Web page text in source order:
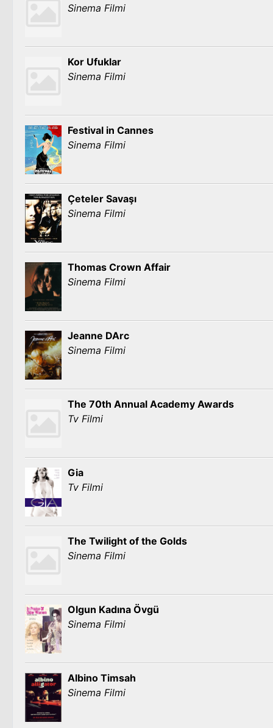
Sinema Filmi
Kor Ufuklar
Sinema Filmi
Festival in Cannes
Sinema Filmi
Çeteler Savaşı
Sinema Filmi
Thomas Crown Affair
Sinema Filmi
Jeanne DArc
Sinema Filmi
The 70th Annual Academy Awards
Tv Filmi
Gia
Tv Filmi
The Twilight of the Golds
Sinema Filmi
Olgun Kadına Övgü
Sinema Filmi
Albino Timsah
Sinema Filmi